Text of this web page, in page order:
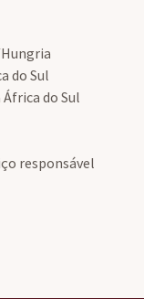
do Sul
do Sul
responsável